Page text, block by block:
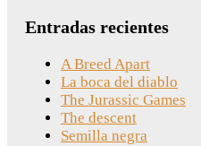
Entradas recientes
A Breed Apart
La boca del diablo
The Jurassic Games
The descent
Semilla negra